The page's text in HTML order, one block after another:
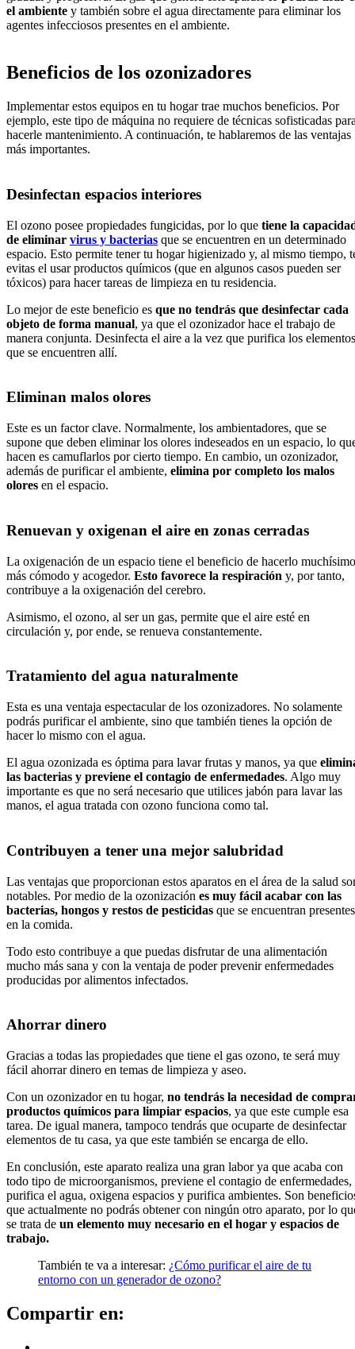
el ambiente y también sobre el agua directamente para eliminar los
agentes infecciosos presentes en el ambiente.
Beneficios de los ozonizadores
Implementar estos equipos en tu hogar trae muchos beneficios. Por
ejemplo, este tipo de máquina no requiere de técnicas sofisticadas
hacerle mantenimiento. A continuación, te hablaremos de las ventajas
más importantes.
Desinfectan espacios interiores
El ozono posee propiedades fungicidas, por lo que tiene la
de eliminar virus y bacterias que se encuentren en un determinado
espacio. Esto permite tener tu hogar higienizado y, al mismo tiempo,
evitas el usar productos químicos (que en algunos casos pueden ser
tóxicos) para hacer tareas de limpieza en tu residencia.
Lo mejor de este beneficio es que no tendrás que desinfectar cada
objeto de forma manual, ya que el ozonizador hace el trabajo de
manera conjunta. Desinfecta el aire a la vez que purifica los elementos
que se encuentren allí.
Eliminan malos olores
Este es un factor clave. Normalmente, los ambientadores, que se
supone que deben eliminar los olores indeseados en un espacio, lo
hacen es camuflarlos por cierto tiempo. En cambio, un ozonizador,
además de purificar el ambiente, elimina por completo los malos
olores en el espacio.
Renuevan y oxigenan el aire en zonas cerradas
La oxigenación de un espacio tiene el beneficio de hacerlo muchísimo
más cómodo y acogedor. Esto favorece la respiración y, por tanto,
contribuye a la oxigenación del cerebro.
Asimismo, el ozono, al ser un gas, permite que el aire esté en
circulación y, por ende, se renueva constantemente.
Tratamiento del agua naturalmente
Esta es una ventaja espectacular de los ozonizadores. No solamente
podrás purificar el ambiente, sino que también tienes la opción de
hacer lo mismo con el agua.
El agua ozonizada es óptima para lavar frutas y manos, ya que
las bacterias y previene el contagio de enfermedades. Algo muy
importante es que no será necesario que utilices jabón para lavar las
manos, el agua tratada con ozono funciona como tal.
Contribuyen a tener una mejor salubridad
Las ventajas que proporcionan estos aparatos en el área de la salud
notables. Por medio de la ozonización es muy fácil acabar con las
bacterias, hongos y restos de pesticidas que se encuentran presentes
en la comida.
Todo esto contribuye a que puedas disfrutar de una alimentación
mucho más sana y con la ventaja de poder prevenir enfermedades
producidas por alimentos infectados.
Ahorrar dinero
Gracias a todas las propiedades que tiene el gas ozono, te será muy
fácil ahorrar dinero en temas de limpieza y aseo.
Con un ozonizador en tu hogar, no tendrás la necesidad de
productos químicos para limpiar espacios, ya que este cumple esa
tarea. De igual manera, tampoco tendrás que ocuparte de desinfectar
elementos de tu casa, ya que este también se encarga de ello.
En conclusión, este aparato realiza una gran labor ya que acaba con
todo tipo de microorganismos, previene el contagio de enfermedades,
purifica el agua, oxigena espacios y purifica ambientes. Son
que actualmente no podrás obtener con ningún otro aparato, por lo
se trata de un elemento muy necesario en el hogar y espacios de
trabajo.
También te va a interesar: ¿Cómo purificar el aire de tu
entorno con un generador de ozono?
Compartir en: